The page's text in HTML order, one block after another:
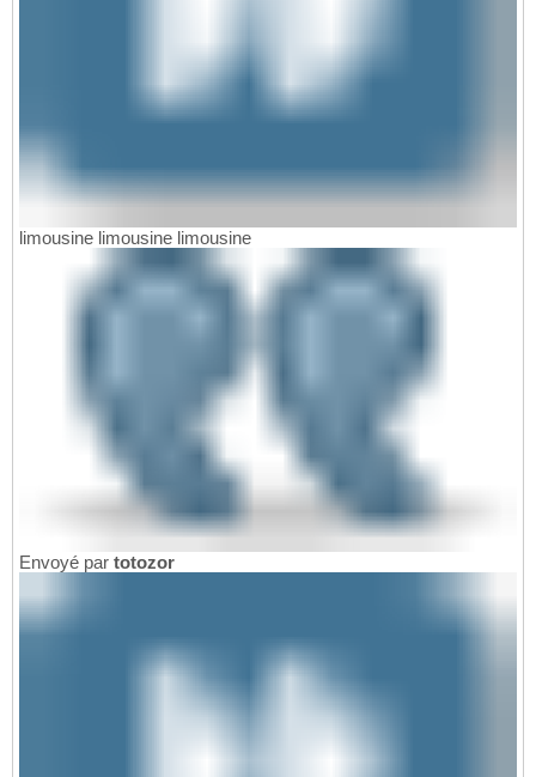
limousine limousine limousine
Envoyé par totozor